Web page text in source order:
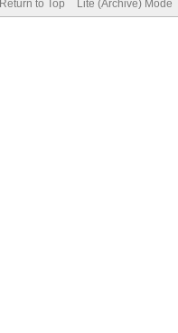
Return to Top Lite (Archive) Mode